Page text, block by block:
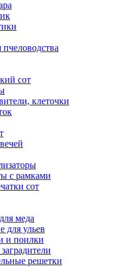
сот
клеточки
с рамками
сот
меда
для ульев
и поилки
решетки